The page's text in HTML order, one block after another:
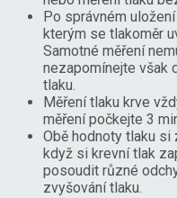
Po správném uložení
kterým se tlakoměr
Samotné měření
nezapomínejte však
tlaku.
Měření tlaku krve
měření počkejte 3
Obě hodnoty tlaku si
když si krevní tlak
posoudit různé
zvyšování tlaku.